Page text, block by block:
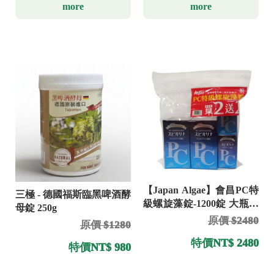
more more
三極 - 德國福斯臨黑啤酒酵
母錠 250g
原價 $1280
特價NT$ 980
【Japan Algae】會昌PC特
級螺旋藻錠-1200錠 大瓶送
原價 $2480
特價NT$ 2480